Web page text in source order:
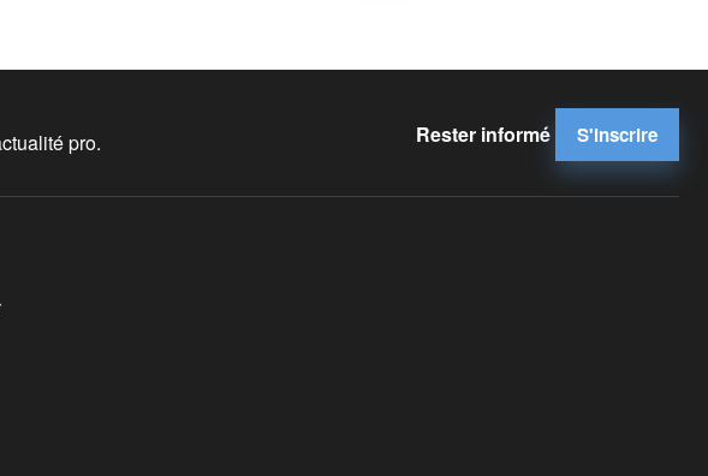
pro. Rester informé S'inscrire